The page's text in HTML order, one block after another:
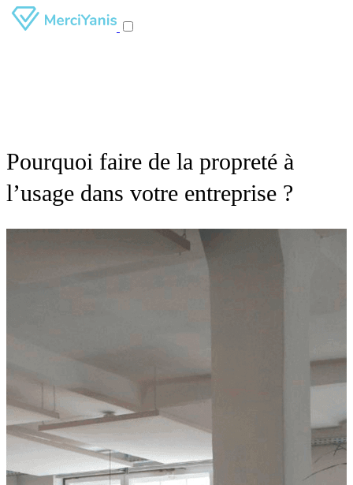
Pourquoi faire de la propreté à
l’usage dans votre entreprise ?